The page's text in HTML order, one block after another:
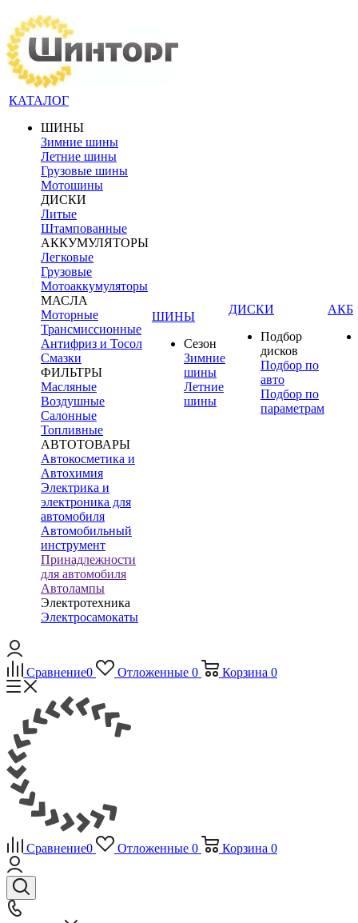
КАТАЛОГ
ШИНЫ
Зимние шины
Летние шины
Грузовые шины
Мотошины
ДИСКИ
Литые
Штампованные
АККУМУЛЯТОРЫ
Легковые
Грузовые
Мотоаккумуляторы
МАСЛА
Моторные
Трансмиссионные
Антифриз и Тосол
Смазки
ФИЛЬТРЫ
Масляные
Воздушные
Салонные
Топливные
АВТОТОВАРЫ
Автокосметика и
Автохимия
Электрика и
электроника для
автомобиля
Автомобильный
инструмент
Принадлежности
для автомобиля
Автолампы
Электротехника
Электросамокаты
ШИНЫ
Сезон
Зимние
шины
Летние
шины
ДИСКИ
Подбор
дисков
Подбор по
авто
Подбор по
параметрам
АКБ
Сравнение0 Отложенные 0 Корзина 0
Сравнение0 Отложенные 0 Корзина 0